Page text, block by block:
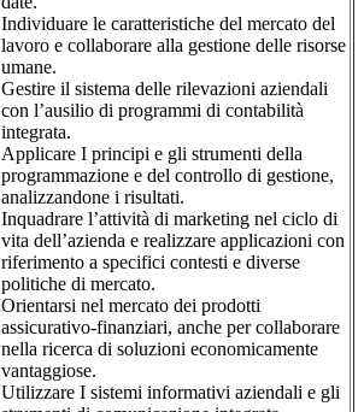
Individuare le caratteristiche del mercato del
lavoro e collaborare alla gestione delle risorse
umane.
Gestire il sistema delle rilevazioni aziendali
con l’ausilio di programmi di contabilità
integrata.
Applicare I principi e gli strumenti della
programmazione e del controllo di gestione,
analizzandone i risultati.
Inquadrare l’attività di marketing nel ciclo di
vita dell’azienda e realizzare applicazioni con
riferimento a specifici contesti e diverse
politiche di mercato.
Orientarsi nel mercato dei prodotti
assicurativo-finanziari, anche per collaborare
nella ricerca di soluzioni economicamente
vantaggiose.
Utilizzare I sistemi informativi aziendali e gli